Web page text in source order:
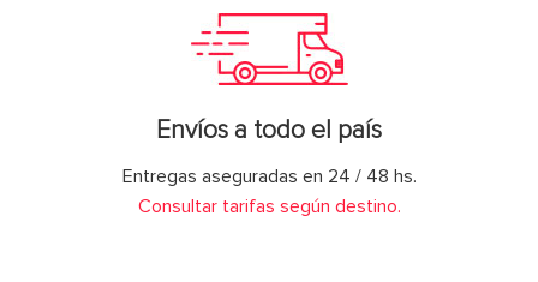
Envíos a todo el país
Entregas aseguradas en 24 / 48 hs.
Consultar tarifas según destino.